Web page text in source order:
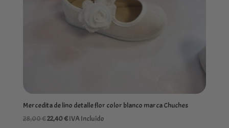
Mercedita de lino detalle flor color blanco marca Chuches
28,00€El
22,40€ElIVA Incluído